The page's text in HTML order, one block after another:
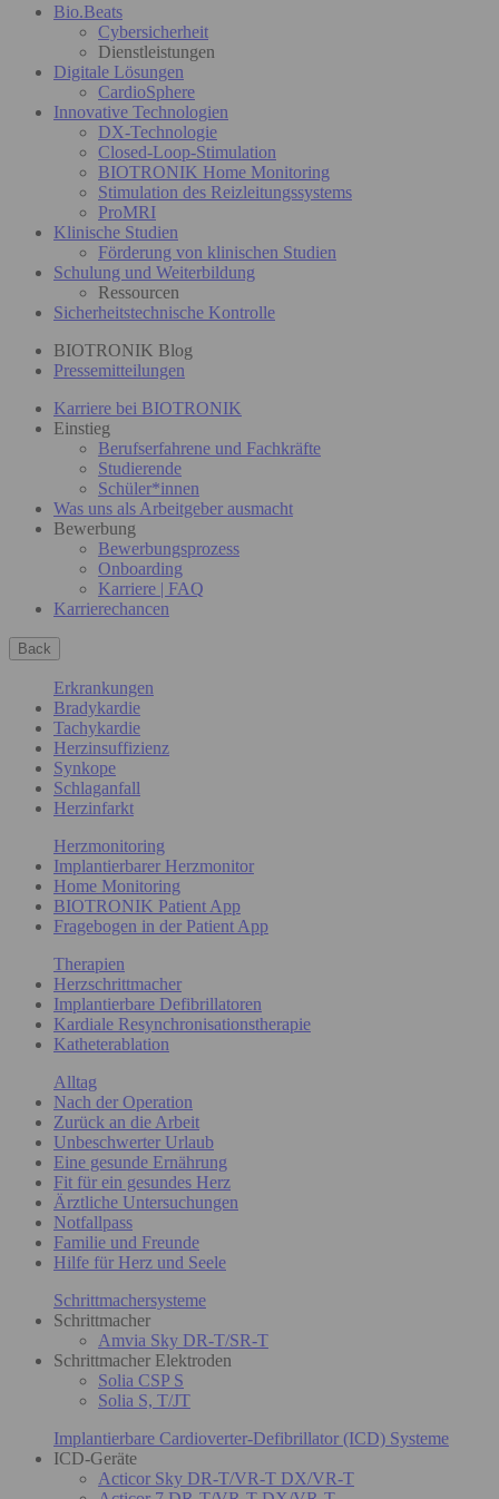
Bio.Beats
Cybersicherheit
Dienstleistungen
Digitale Lösungen
CardioSphere
Innovative Technologien
DX-Technologie
Closed-Loop-Stimulation
BIOTRONIK Home Monitoring
Stimulation des Reizleitungssystems
ProMRI
Klinische Studien
Förderung von klinischen Studien
Schulung und Weiterbildung
Ressourcen
Sicherheitstechnische Kontrolle
BIOTRONIK Blog
Pressemitteilungen
Karriere bei BIOTRONIK
Einstieg
Berufserfahrene und Fachkräfte
Studierende
Schüler*innen
Was uns als Arbeitgeber ausmacht
Bewerbung
Bewerbungsprozess
Onboarding
Karriere | FAQ
Karrierechancen
Back
Erkrankungen
Bradykardie
Tachykardie
Herzinsuffizienz
Synkope
Schlaganfall
Herzinfarkt
Herzmonitoring
Implantierbarer Herzmonitor
Home Monitoring
BIOTRONIK Patient App
Fragebogen in der Patient App
Therapien
Herzschrittmacher
Implantierbare Defibrillatoren
Kardiale Resynchronisationstherapie
Katheterablation
Alltag
Nach der Operation
Zurück an die Arbeit
Unbeschwerter Urlaub
Eine gesunde Ernährung
Fit für ein gesundes Herz
Ärztliche Untersuchungen
Notfallpass
Familie und Freunde
Hilfe für Herz und Seele
Schrittmachersysteme
Schrittmacher
Amvia Sky DR-T/SR-T
Schrittmacher Elektroden
Solia CSP S
Solia S, T/JT
Implantierbare Cardioverter-Defibrillator (ICD) Systeme
ICD-Geräte
Acticor Sky DR-T/VR-T DX/VR-T